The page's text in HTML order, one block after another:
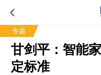
专题
甘剑平：智能
定标准